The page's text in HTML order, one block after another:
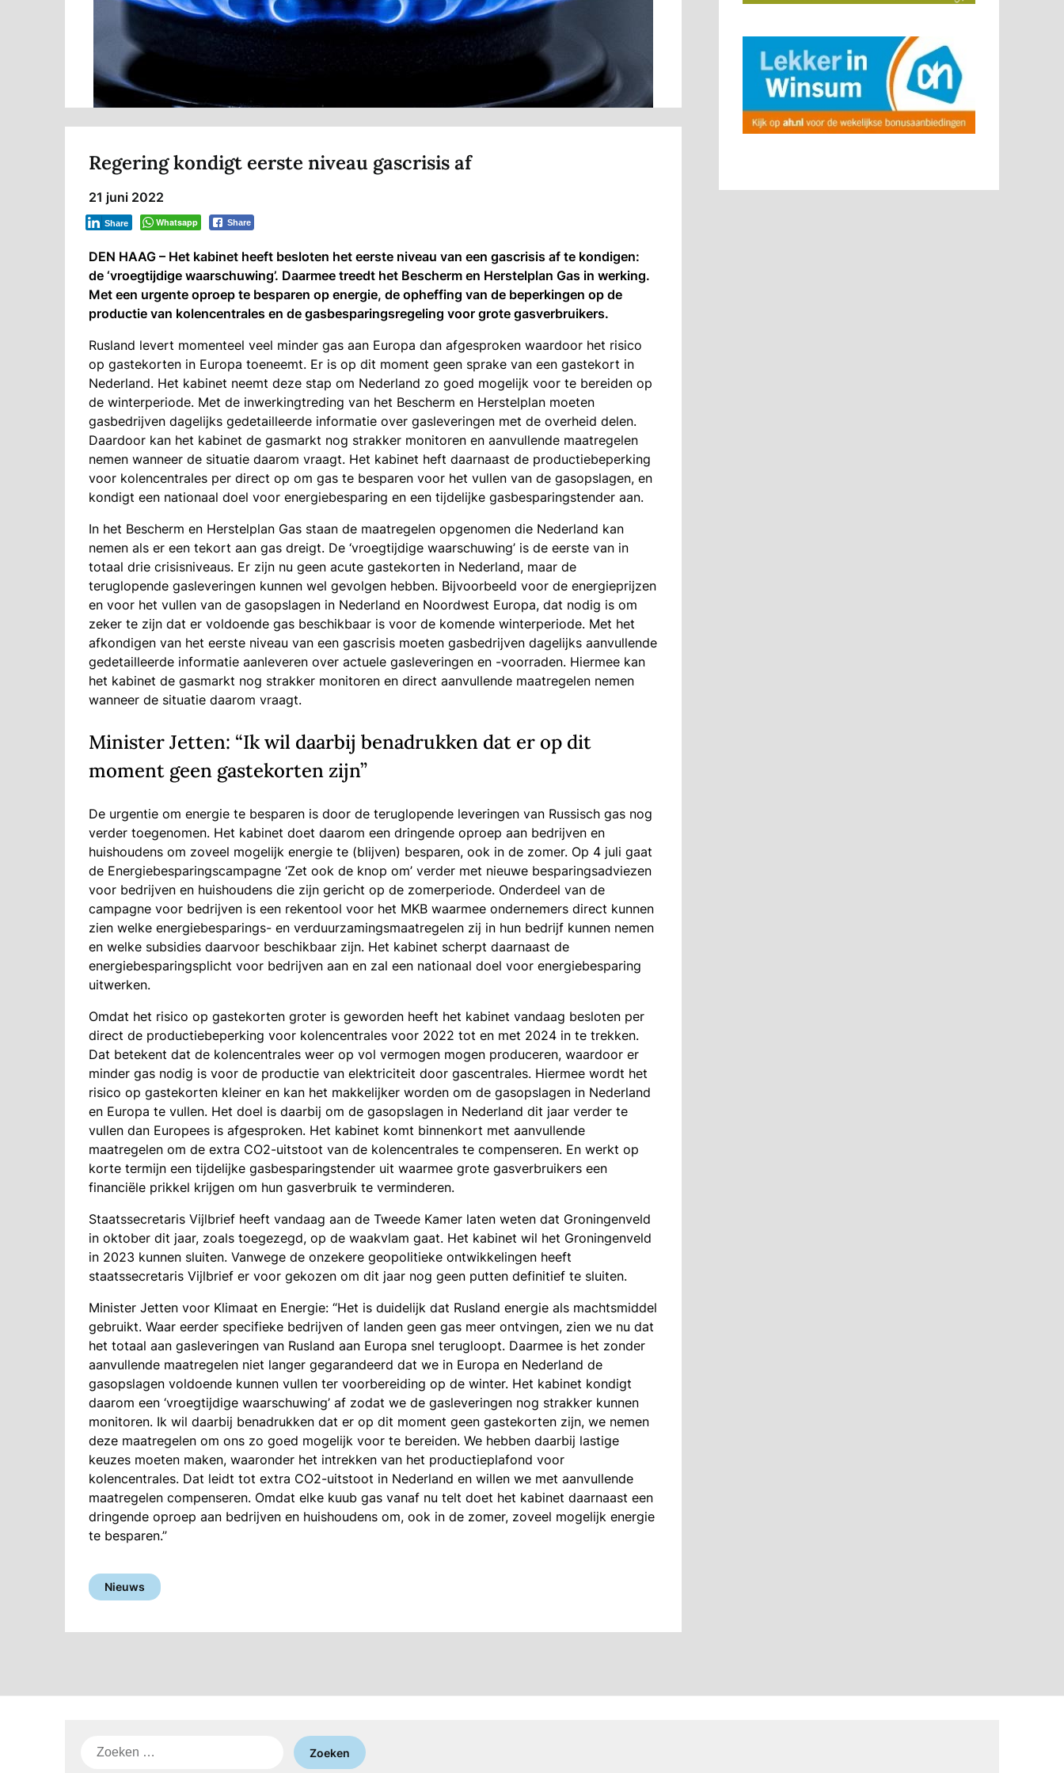
Regering kondigt eerste niveau gascrisis af
21 juni 2022
Whatsapp Share
Share
DEN HAAG – Het kabinet heeft besloten het eerste niveau van een gascrisis af te kondigen:
de ‘vroegtijdige waarschuwing’. Daarmee treedt het Bescherm en Herstelplan Gas in werking.
Met een urgente oproep te besparen op energie, de opheffing van de beperkingen op de
productie van kolencentrales en de gasbesparingsregeling voor grote gasverbruikers.
Rusland levert momenteel veel minder gas aan Europa dan afgesproken waardoor het risico
op gastekorten in Europa toeneemt. Er is op dit moment geen sprake van een gastekort in
Nederland. Het kabinet neemt deze stap om Nederland zo goed mogelijk voor te bereiden op
de winterperiode. Met de inwerkingtreding van het Bescherm en Herstelplan moeten
gasbedrijven dagelijks gedetailleerde informatie over gasleveringen met de overheid delen.
Daardoor kan het kabinet de gasmarkt nog strakker monitoren en aanvullende maatregelen
nemen wanneer de situatie daarom vraagt. Het kabinet heft daarnaast de productiebeperking
voor kolencentrales per direct op om gas te besparen voor het vullen van de gasopslagen, en
kondigt een nationaal doel voor energiebesparing en een tijdelijke gasbesparingstender aan.
In het Bescherm en Herstelplan Gas staan de maatregelen opgenomen die Nederland kan
nemen als er een tekort aan gas dreigt. De ‘vroegtijdige waarschuwing’ is de eerste van in
totaal drie crisisniveaus. Er zijn nu geen acute gastekorten in Nederland, maar de
teruglopende gasleveringen kunnen wel gevolgen hebben. Bijvoorbeeld voor de energieprijzen
en voor het vullen van de gasopslagen in Nederland en Noordwest Europa, dat nodig is om
zeker te zijn dat er voldoende gas beschikbaar is voor de komende winterperiode. Met het
afkondigen van het eerste niveau van een gascrisis moeten gasbedrijven dagelijks aanvullende
gedetailleerde informatie aanleveren over actuele gasleveringen en -voorraden. Hiermee kan
het kabinet de gasmarkt nog strakker monitoren en direct aanvullende maatregelen nemen
wanneer de situatie daarom vraagt.
Minister Jetten: “Ik wil daarbij benadrukken dat er op dit
moment geen gastekorten zijn”
De urgentie om energie te besparen is door de teruglopende leveringen van Russisch gas nog
verder toegenomen. Het kabinet doet daarom een dringende oproep aan bedrijven en
huishoudens om zoveel mogelijk energie te (blijven) besparen, ook in de zomer. Op 4 juli gaat
de Energiebesparingscampagne ‘Zet ook de knop om’ verder met nieuwe besparingsadviezen
voor bedrijven en huishoudens die zijn gericht op de zomerperiode. Onderdeel van de
campagne voor bedrijven is een rekentool voor het MKB waarmee ondernemers direct kunnen
zien welke energiebesparings- en verduurzamingsmaatregelen zij in hun bedrijf kunnen nemen
en welke subsidies daarvoor beschikbaar zijn. Het kabinet scherpt daarnaast de
energiebesparingsplicht voor bedrijven aan en zal een nationaal doel voor energiebesparing
uitwerken.
Omdat het risico op gastekorten groter is geworden heeft het kabinet vandaag besloten per
direct de productiebeperking voor kolencentrales voor 2022 tot en met 2024 in te trekken.
Dat betekent dat de kolencentrales weer op vol vermogen mogen produceren, waardoor er
minder gas nodig is voor de productie van elektriciteit door gascentrales. Hiermee wordt het
risico op gastekorten kleiner en kan het makkelijker worden om de gasopslagen in Nederland
en Europa te vullen. Het doel is daarbij om de gasopslagen in Nederland dit jaar verder te
vullen dan Europees is afgesproken. Het kabinet komt binnenkort met aanvullende
maatregelen om de extra CO2-uitstoot van de kolencentrales te compenseren. En werkt op
korte termijn een tijdelijke gasbesparingstender uit waarmee grote gasverbruikers een
financiële prikkel krijgen om hun gasverbruik te verminderen.
Staatssecretaris Vijlbrief heeft vandaag aan de Tweede Kamer laten weten dat Groningenveld
in oktober dit jaar, zoals toegezegd, op de waakvlam gaat. Het kabinet wil het Groningenveld
in 2023 kunnen sluiten. Vanwege de onzekere geopolitieke ontwikkelingen heeft
staatssecretaris Vijlbrief er voor gekozen om dit jaar nog geen putten definitief te sluiten.
Minister Jetten voor Klimaat en Energie: “Het is duidelijk dat Rusland energie als machtsmiddel
gebruikt. Waar eerder specifieke bedrijven of landen geen gas meer ontvingen, zien we nu dat
het totaal aan gasleveringen van Rusland aan Europa snel terugloopt. Daarmee is het zonder
aanvullende maatregelen niet langer gegarandeerd dat we in Europa en Nederland de
gasopslagen voldoende kunnen vullen ter voorbereiding op de winter. Het kabinet kondigt
daarom een ‘vroegtijdige waarschuwing’ af zodat we de gasleveringen nog strakker kunnen
monitoren. Ik wil daarbij benadrukken dat er op dit moment geen gastekorten zijn, we nemen
deze maatregelen om ons zo goed mogelijk voor te bereiden. We hebben daarbij lastige
keuzes moeten maken, waaronder het intrekken van het productieplafond voor
kolencentrales. Dat leidt tot extra CO2-uitstoot in Nederland en willen we met aanvullende
maatregelen compenseren. Omdat elke kuub gas vanaf nu telt doet het kabinet daarnaast een
dringende oproep aan bedrijven en huishoudens om, ook in de zomer, zoveel mogelijk energie
te besparen.”
Nieuws
Zoeken